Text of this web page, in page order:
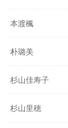
本渡楓
朴璐美
杉山佳寿子
杉山里穂